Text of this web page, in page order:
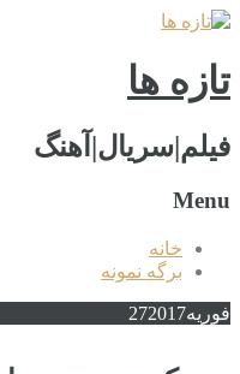
تازه ها
فیلم|سریال|آهنگ
Menu
خانه
برگه نمونه
فوریه 272017